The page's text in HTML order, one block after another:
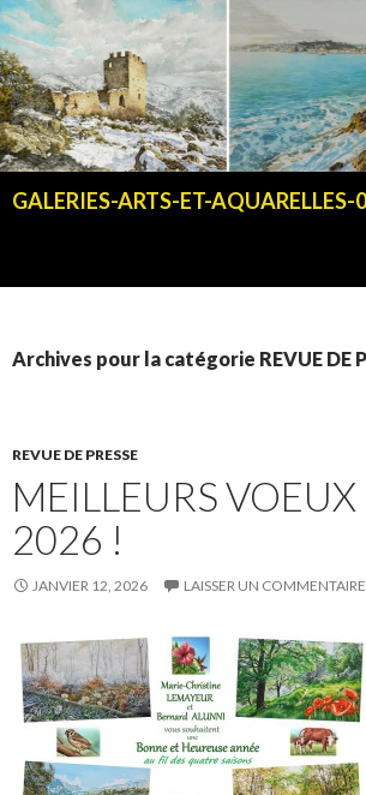
GALERIES-ARTS-ET-AQUARELLES-
Archives pour la catégorie REVUE DE
REVUE DE PRESSE
MEILLEURS
2026 !
JANVIER 12, 2026 LAISSER UN COMMENTAIRE